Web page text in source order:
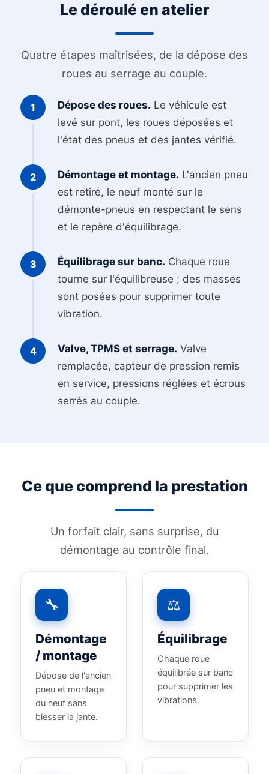
Le déroulé en atelier
Quatre étapes maîtrisées, de la dépose des
roues au serrage au couple.
Dépose des roues. Le véhicule est
levé sur pont, les roues déposées et
l'état des pneus et des jantes vérifié.
Démontage et montage. L'ancien pneu
est retiré, le neuf monté sur le
démonte-pneus en respectant le sens
et le repère d'équilibrage.
Équilibrage sur banc. Chaque roue
tourne sur l'équilibreuse ; des masses
sont posées pour supprimer toute
vibration.
Valve, TPMS et serrage. Valve
remplacée, capteur de pression remis
en service, pressions réglées et écrous
serrés au couple.
Ce que comprend la prestation
Un forfait clair, sans surprise, du
démontage au contrôle final.
🔧
Démontage
/ montage
Dépose de l'ancien
pneu et montage
du neuf sans
blesser la jante.
⚖️
Équilibrage
Chaque roue
équilibrée sur banc
pour supprimer les
vibrations.